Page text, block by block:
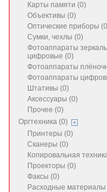
Карты памяти (0)
Объективы (0)
Оптические приборы
Сумки, чехлы (0)
Фотоаппараты
цифровые (0)
Фотоаппараты
Фотоаппараты
Штативы (0)
Аксессуары (0)
Прочее (0)
Оргтехника (0)
Принтеры (0)
Сканеры (0)
Копировальная
Проекторы (0)
Факсы (0)
Расходные материалы